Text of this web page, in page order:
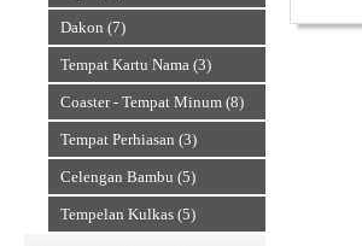
Dakon (7)
Tempat Kartu Nama (3)
Coaster - Tempat Minum (8)
Tempat Perhiasan (3)
Celengan Bambu (5)
Tempelan Kulkas (5)